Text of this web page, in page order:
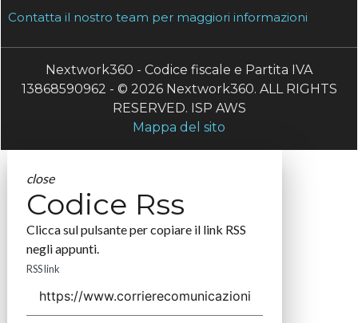
Contatta il nostro team per maggiori informazioni
Nextwork360 - Codice fiscale e Partita IVA
13868590962 - © 2026 Nextwork360. ALL RIGHTS
RESERVED. ISP AWS
Mappa del sito
close
Codice Rss
Clicca sul pulsante per copiare il link RSS
negli appunti.
RSS link